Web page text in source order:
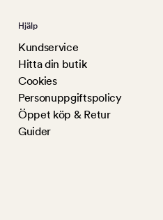
Hjälp
Kundservice
Hitta din butik
Cookies
Personuppgiftspolicy
Öppet köp & Retur
Guider